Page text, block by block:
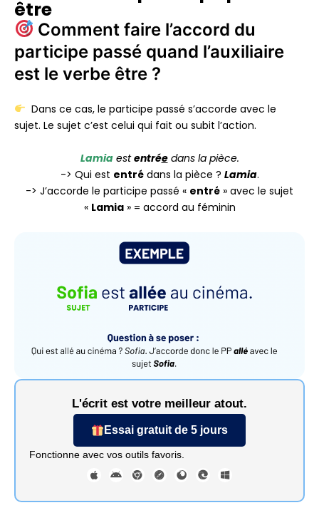
être
Comment faire l’accord du
participe passé quand l’auxiliaire
est le verbe être ?
Dans ce cas, le participe passé s’accorde avec le
sujet. Le sujet c’est celui qui fait ou subit l’action.
Lamiaestentréedans la pièce.
-> Qui est entrédans la pièce ? Lamia.
-> J’accorde le participe passé « entré » avec le sujet
« Lamia» = accord au féminin
L'écrit est votre meilleur atout.
Essai gratuit de 5 jours
Fonctionne avec vos outils favoris.